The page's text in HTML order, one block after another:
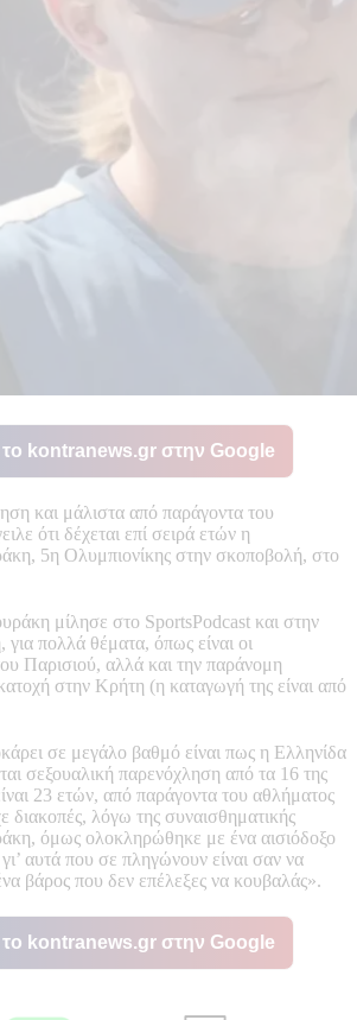
kontranews.gr στην Google
και μάλιστα από παράγοντα του
ότι δέχεται επί σειρά ετών η
5η Ολυμπιονίκης στην σκοποβολή, στο
μίλησε στο SportsPodcast και στην
πολλά θέματα, όπως είναι οι
Παρισιού, αλλά και την παράνομη
στην Κρήτη (η καταγωγή της είναι από
σε μεγάλο βαθμό είναι πως η Ελληνίδα
σεξουαλική παρενόχληση από τα 16 της
23 ετών, από παράγοντα του αθλήματος
διακοπές, λόγω της συναισθηματικής
όμως ολοκληρώθηκε με ένα αισιόδοξο
αυτά που σε πληγώνουν είναι σαν να
βάρος που δεν επέλεξες να κουβαλάς».
kontranews.gr στην Google